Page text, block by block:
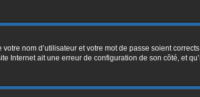
nom d’utilisateur et votre mot de passe soient
Internet ait une erreur de configuration de son côté, et